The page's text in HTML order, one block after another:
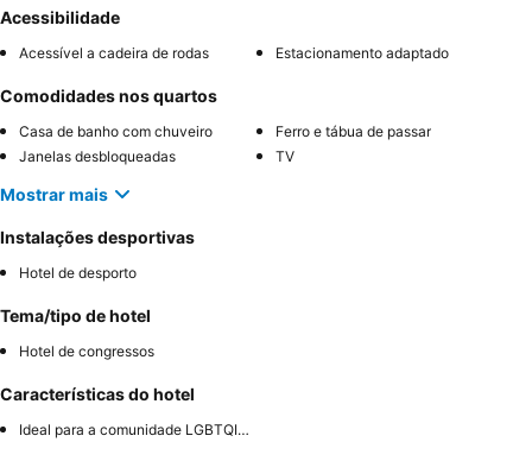
Acessibilidade
Acessível a cadeira de rodas Estacionamento adaptado
Comodidades nos quartos
Casa de banho com chuveiro
Ferro e tábua de passar
Janelas desbloqueadas
TV
Mostrar mais
Instalações desportivas
Hotel de desporto
Tema/tipo de hotel
Hotel de congressos
Características do hotel
Ideal para a comunidade LGBTQIA+